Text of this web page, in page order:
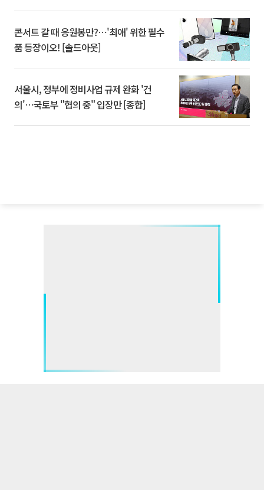
콘서트 갈 때 응원봉만?⋯'최애' 위한 필수
품 등장이오! [솔드아웃]
서울시, 정부에 정비사업 규제 완화 '건
의'⋯국토부 "협의 중" 입장만 [종합]